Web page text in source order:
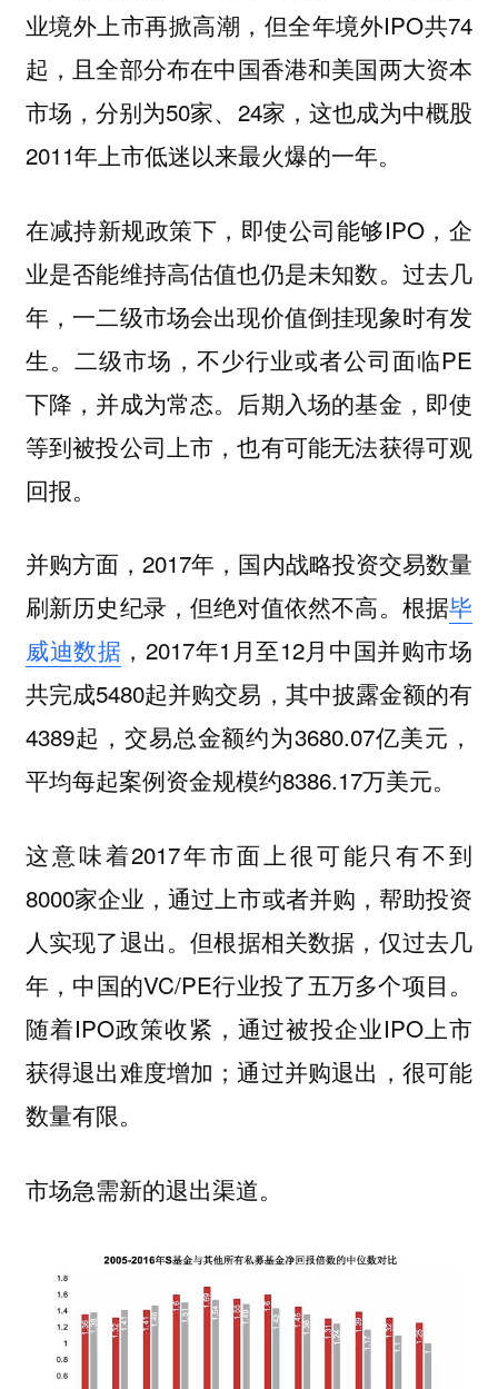
业境外上市再掀高潮，但全年境外IPO共74
起， 且全部分布在中国香港和美国两大资本
市场，分别为50家、24家，这也成为中概股
2011年上市低迷以来最火爆的一年。
在减持新规政策下，即使公司能够IPO，企
业是否能维持高估值也仍是未知数。过去几
年，一二级市场会出现价值倒挂现象时有发
生。二级市场，不少行业或者公司面临PE
下降，并成为常态。后期入场的基金，即使
等到被投公司上市，也有可能无法获得可观
回报。
并购方面，2017年，国内战略投资交易数量
刷新历史纪录，但绝对值依然不高。 根据毕
威迪数据 ，2017年1月至12月中国并购市场
共完成5480起并购交易，其中披露金额的有
4389起，交易总金额约为3680.07亿美元，
平均每起案例资金规模约8386.17万美元。
这意味着2017年市面上很可能只有不到
8000家企业，通过上市或者并购，帮助投资
人实现了退出。但根据相关数据，仅过去几
年，中国的VC/PE行业投了五万多个项目。
随着IPO政策收紧，通过被投企业IPO上市
获得退出难度增加；通过并购退出，很可能
数量有限。
市场急需新的退出渠道。